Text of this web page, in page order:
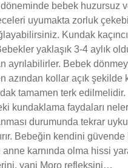
bebek huzursuz
uyumakta zorluk
Kundak
yaklaşık 3-4 aylık
ayrılabilirler. Bebek
azından kollar açık şekilde
tamamen terk
kundaklama faydaları
durumunda tekrar
Bebeğin kendini
karnında olma hissi
yani Moro refleksini…